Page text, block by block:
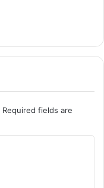
Required fields are